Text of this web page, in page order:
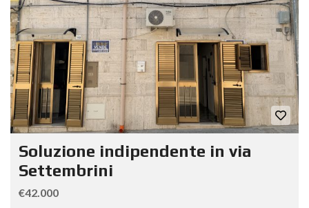
Soluzione indipendente in via
Settembrini
€42.000